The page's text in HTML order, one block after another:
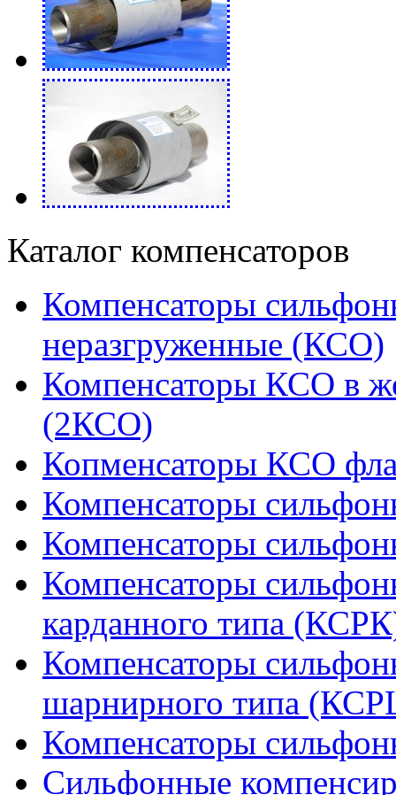
Каталог компенсаторов
Компенсаторы
неразгруженные (КСО)
Компенсаторы КСО в
(2КСО)
Копменсаторы КСО
Компенсаторы
Компенсаторы
Компенсаторы
карданного типа
Компенсаторы
шарнирного типа
Компенсаторы
Сильфонные